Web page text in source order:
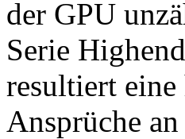
der GPU
Serie
resultiert
Ansprüche